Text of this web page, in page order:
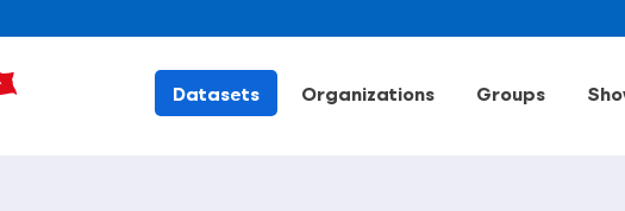
Datasets Organizations Groups